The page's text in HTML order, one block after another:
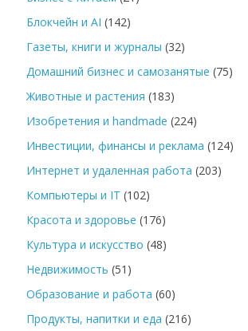
Блокчейн и AI (142)
Газеты, книги и журналы (32)
Домашний бизнес и самозанятые (75)
Животные и растения (183)
Изобретения и handmade (224)
Инвестиции, финансы и реклама (124)
Интернет и удаленная работа (203)
Компьютеры и IT (102)
Красота и здоровье (176)
Культура и искусство (48)
Недвижимость (51)
Образование и работа (60)
Продукты, напитки и еда (216)